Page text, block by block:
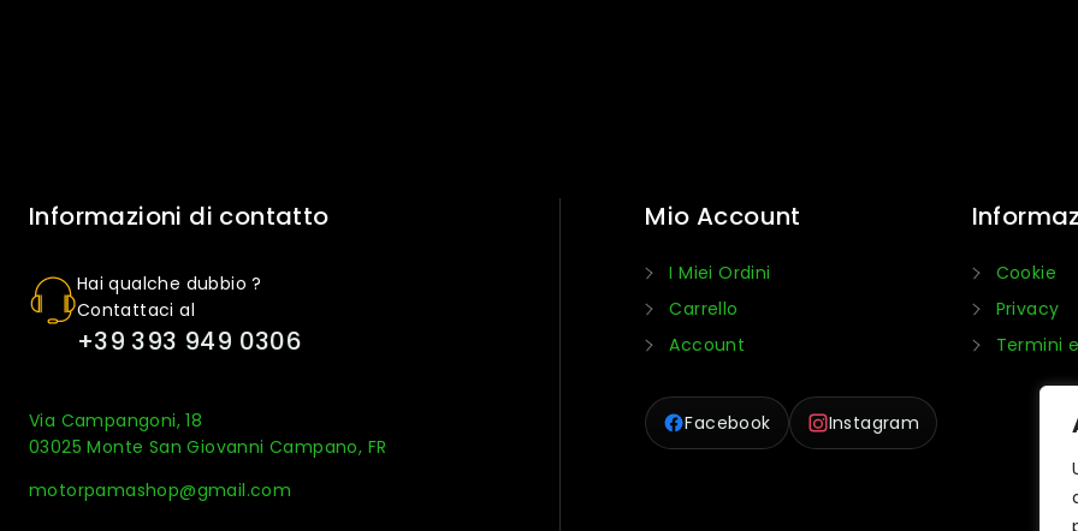
Informazioni di contatto
Hai qualche dubbio ?
Contattaci al
+39 393 949 0306
Via Campangoni, 18
03025 Monte San Giovanni Campano, FR
motorpamashop@gmail.com
Mio Account
I Miei Ordini
Carrello
Account
Facebook Instagram
Cookie
Privacy
Termini